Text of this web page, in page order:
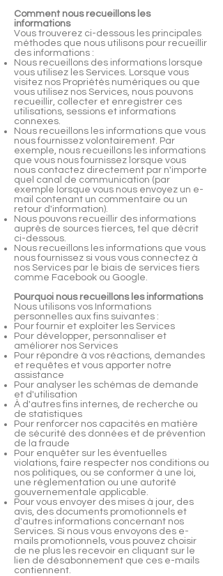
Comment nous recueillons les
informations
Vous trouverez ci-dessous les principales
méthodes que nous utilisons pour recueillir
des informations :
Nous recueillons des informations lorsque
vous utilisez les Services. Lorsque vous
visitez nos Propriétés numériques ou que
vous utilisez nos Services, nous pouvons
recueillir, collecter et enregistrer ces
utilisations, sessions et informations
connexes.
Nous recueillons les informations que vous
nous fournissez volontairement. Par
exemple, nous recueillons les informations
que vous nous fournissez lorsque vous
nous contactez directement par n'importe
quel canal de communication (par
exemple lorsque vous nous envoyez un e-
mail contenant un commentaire ou un
retour d'information).
Nous pouvons recueillir des informations
auprès de sources tierces, tel que décrit
ci-dessous.
Nous recueillons les informations que vous
nous fournissez si vous vous connectez à
nos Services par le biais de services tiers
comme Facebook ou Google.
Pourquoi nous recueillons les informations
Nous utilisons vos Informations
personnelles aux fins suivantes :
Pour fournir et exploiter les Services
Pour développer, personnaliser et
améliorer nos Services
Pour répondre à vos réactions, demandes
et requêtes et vous apporter notre
assistance
Pour analyser les schémas de demande
et d'utilisation
À d'autres fins internes, de recherche ou
de statistiques
Pour renforcer nos capacités en matière
de sécurité des données et de prévention
de la fraude
Pour enquêter sur les éventuelles
violations, faire respecter nos conditions ou
nos politiques, ou se conformer à une loi,
une réglementation ou une autorité
gouvernementale applicable.
Pour vous envoyer des mises à jour, des
avis, des documents promotionnels et
d'autres informations concernant nos
Services. Si nous vous envoyons des e-
mails promotionnels, vous pouvez choisir
de ne plus les recevoir en cliquant sur le
lien de désabonnement que ces e-mails
contiennent.